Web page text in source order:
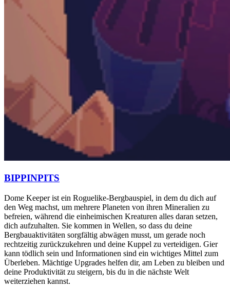
BIPPINPITS
Dome Keeper ist ein Roguelike-Bergbauspiel, in dem du dich auf
den Weg machst, um mehrere Planeten von ihren Mineralien zu
befreien, während die einheimischen Kreaturen alles daran setzen,
dich aufzuhalten. Sie kommen in Wellen, so dass du deine
Bergbauaktivitäten sorgfältig abwägen musst, um gerade noch
rechtzeitig zurückzukehren und deine Kuppel zu verteidigen. Gier
kann tödlich sein und Informationen sind ein wichtiges Mittel zum
Überleben. Mächtige Upgrades helfen dir, am Leben zu bleiben und
deine Produktivität zu steigern, bis du in die nächste Welt
weiterziehen kannst.